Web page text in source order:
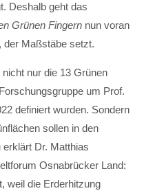
Aenean massa.
magnis dis parturient
Donec quam felis,
Deshalb geht das
Grünen Fingern nun voran
der Maßstäbe setzt.
nur die 13 Grünen
um Prof.
definiert wurden. Sondern
sollen in den
Dr. Matthias
Osnabrücker Land:
weil die Erderhitzung